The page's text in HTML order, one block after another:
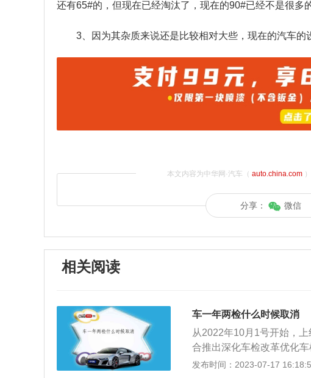
还有65#的，但现在已经淘汰了，现在的90#已经不是很多
3、因为其杂质来说还是比较相对大些，现在的汽车的
本文内容为中华网·汽车（ auto.china.com）
分享： 微信
相关阅读
车一年两检什么时候取消
从2022年10月1号开始，
合推出深化车检改革优化
运小微型载客汽车，将原
发布时间：2023-07-17